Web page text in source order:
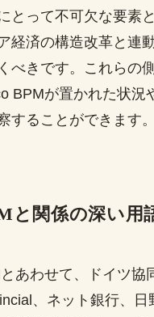
とって不可欠な要素
経済の構造改革と連
べきです。これらの
BPMが置かれた状況
することができます。
と関係の深い用
あわせて、ドイツ協
、ネット銀行、日